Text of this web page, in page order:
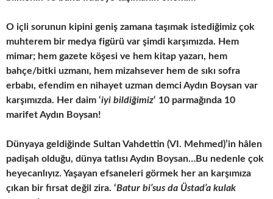
O içli sorunun kipini geniş zamana taşımak istediğimiz çok
muhterem bir medya figürü var şimdi karşımızda. Hem
mimar; hem gazete köşesi ve hem kitap yazarı, hem
bahçe/bitki uzmanı, hem mizahsever hem de sıkı sofra
erbabı, efendim en nihayet uzman demci Aydın Boysan var
karşımızda. Her daim ‘iyi bildiğimiz‘ 10 parmağında 10
marifet Aydın Boysan!
Dünyaya geldiğinde Sultan Vahdettin (VI. Mehmed)’in hâlen
padişah olduğu, dünya tatlısı Aydın Boysan…Bu nedenle çok
heyecanlıyız. Yaşayan efsaneleri görmek her an karşımıza
çıkan bir fırsat değil zira. ‘Batur bi’sus da Üstad’a kulak